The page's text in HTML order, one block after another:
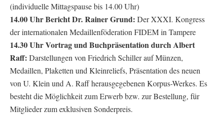
(individuelle Mittagspause bis 14.00 Uhr)
14.00 Uhr Bericht Dr. Rainer Grund: Der XXXI. Kongress
der internationalen Medaillenföderation FIDEM in Tampere
14.30 Uhr Vortrag und Buchpräsentation durch Albert
Raff: Darstellungen von Friedrich Schiller auf Münzen,
Medaillen, Plaketten und Kleinreliefs, Präsentation des neuen
von U. Klein und A. Raff herausgegebenen Korpus-Werkes. Es
besteht die Möglichkeit zum Erwerb bzw. zur Bestellung, für
Mitglieder zum exklusiven Sonderpreis.